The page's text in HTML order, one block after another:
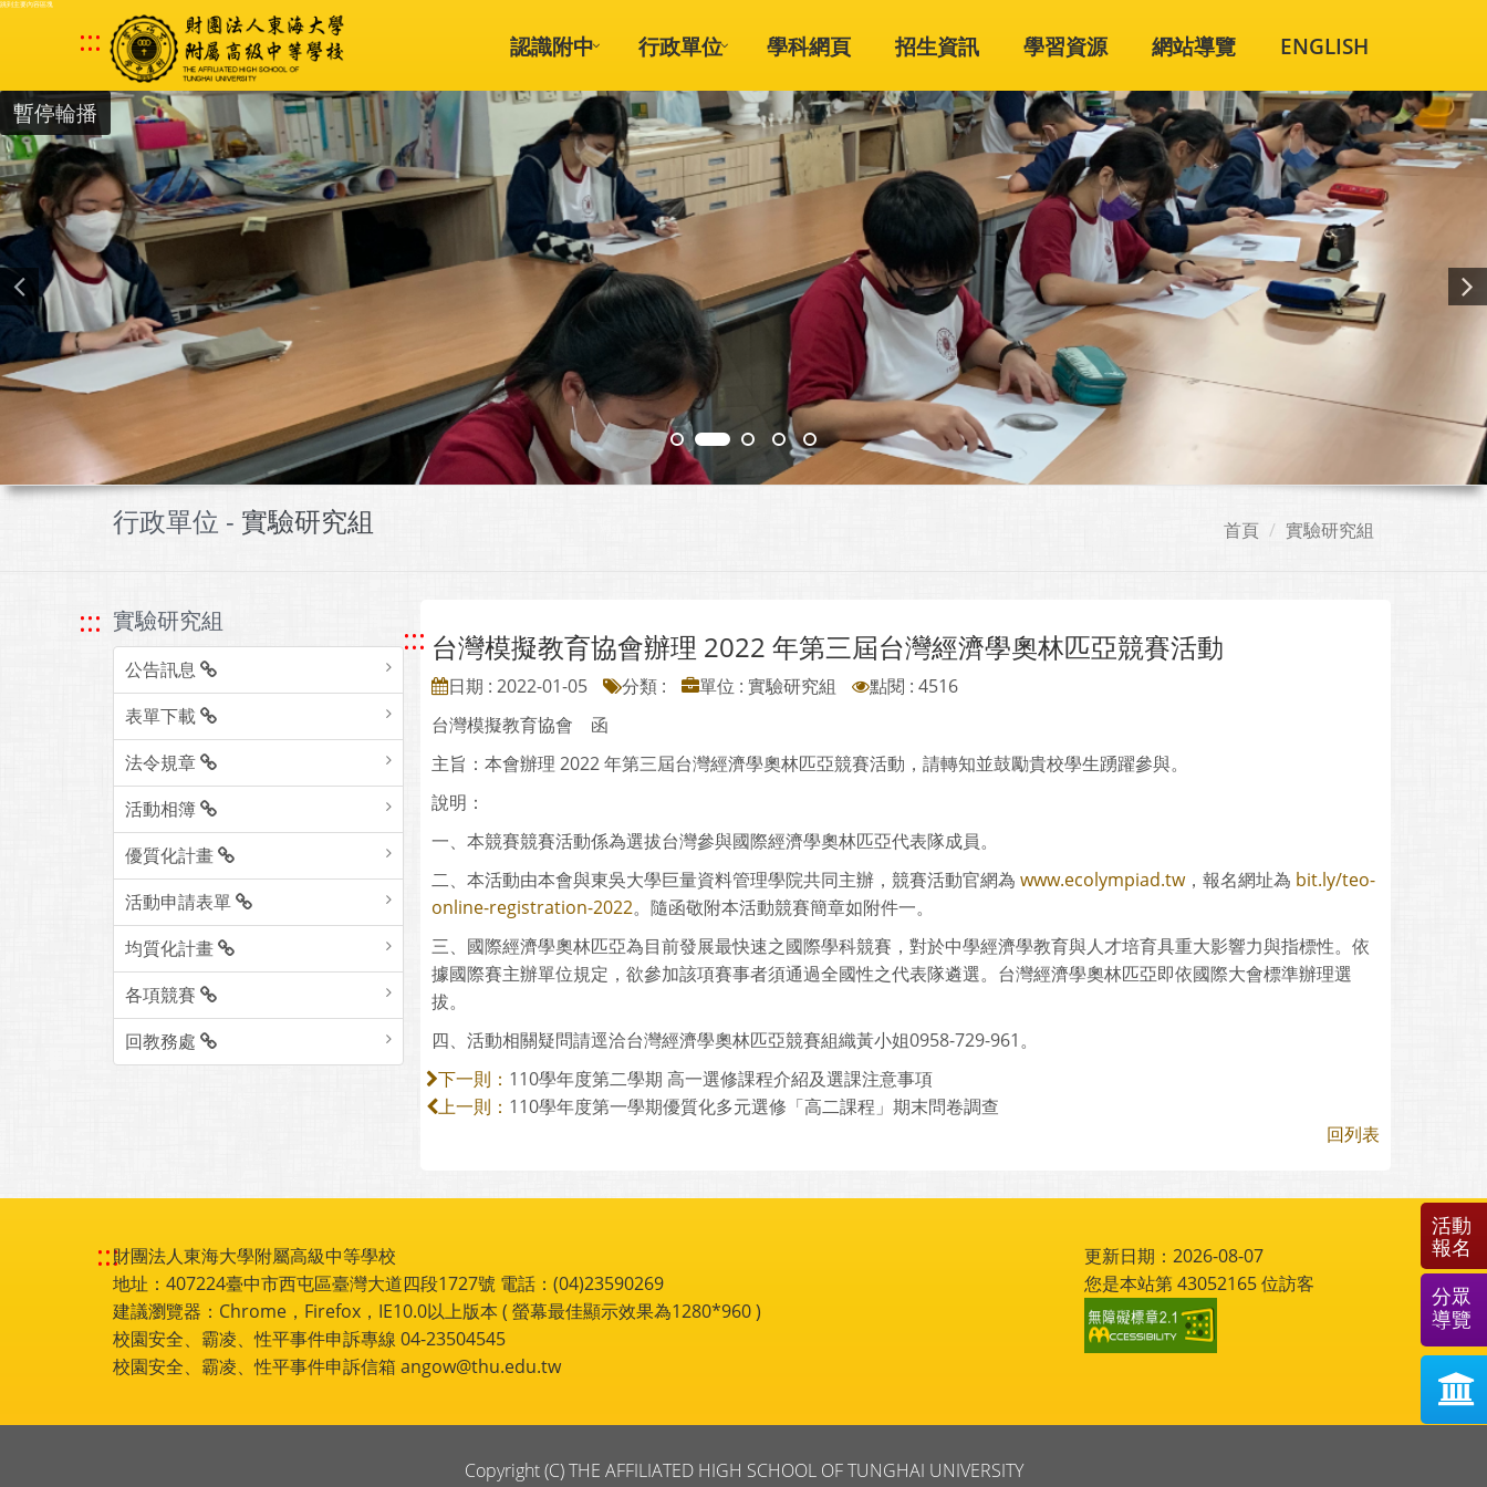
跳到主要內容區塊
::: 認識附中 行政單位 學科網頁 招生資訊 學習資源 網站導覽 ENGLISH
暫停輪播
行政單位 - 實驗研究組 首頁 實驗研究組
::: 實驗研究組
公告訊息
表單下載
法令規章
活動相簿
優質化計畫
活動申請表單
均質化計畫
各項競賽
回教務處
::: 台灣模擬教育協會辦理 2022 年第三屆台灣經濟學奧林匹亞競賽活動
日期 : 2022-01-05 分類 : 單位 : 實驗研究組
點閱 : 4516
台灣模擬教育協會 函
主旨：本會辦理 2022 年第三屆台灣經濟學奧林匹亞競賽活動，請轉知並鼓勵貴校學生踴躍參與。
說明：
一、本競賽競賽活動係為選拔台灣參與國際經濟學奧林匹亞代表隊成員。
二、本活動由本會與東吳大學巨量資料管理學院共同主辦，競賽活動官網為 www.ecolympiad.tw，報名網址為 bit.ly/teo-
online-registration-2022。隨函敬附本活動競賽簡章如附件一。
三、國際經濟學奧林匹亞為目前發展最快速之國際學科競賽，對於中學經濟學教育與人才培育具重大影響力與指標性。依
據國際賽主辦單位規定，欲參加該項賽事者須通過全國性之代表隊遴選。台灣經濟學奧林匹亞即依國際大會標準辦理選
拔。
四、活動相關疑問請逕洽台灣經濟學奧林匹亞競賽組織黃小姐0958-729-961。
下一則： 110學年度第二學期 高一選修課程介紹及選課注意事項
上一則： 110學年度第一學期優質化多元選修「高二課程」期末問卷調查
回列表
:::財團法人東海大學附屬高級中等學校
地址：407224臺中市西屯區臺灣大道四段1727號 電話：(04)23590269
建議瀏覽器：Chrome，Firefox，IE10.0以上版本 ( 螢幕最佳顯示效果為1280*960 )
校園安全、霸凌、性平事件申訴專線 04-23504545
校園安全、霸凌、性平事件申訴信箱 angow@thu.edu.tw
更新日期：2026-08-07
您是本站第43052165位訪客
Copyright (C) THE AFFILIATED HIGH SCHOOL OF TUNGHAI UNIVERSITY
活動
報名
分眾
導覽